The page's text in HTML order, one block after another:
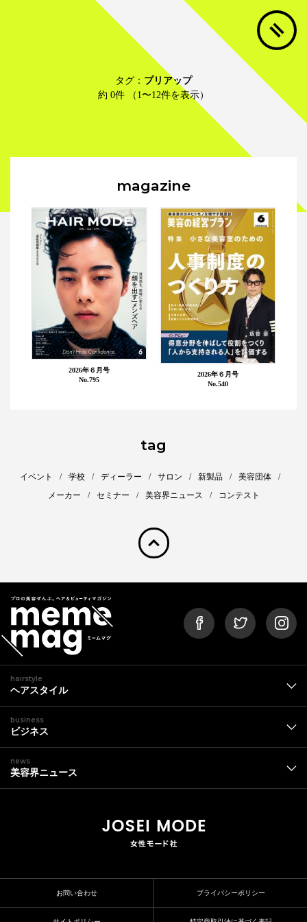
タグ： プリアップ
約 0件 （1〜12件を表示）
magazine
2026年６月号
No.795
2026年６月号
No.540
tag
イベント 学校 ディーラー サロン 新製品
美容団体
メーカー
セミナー 美容界ニュース コンテスト
pagetop
hairstyle
ヘアスタイル
business
ビジネス
news
美容界ニュース
お問い合わせ プライバシーポリシー